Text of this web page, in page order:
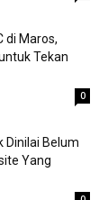
di Maros,
Tekan
0
Dinilai Belum
Yang